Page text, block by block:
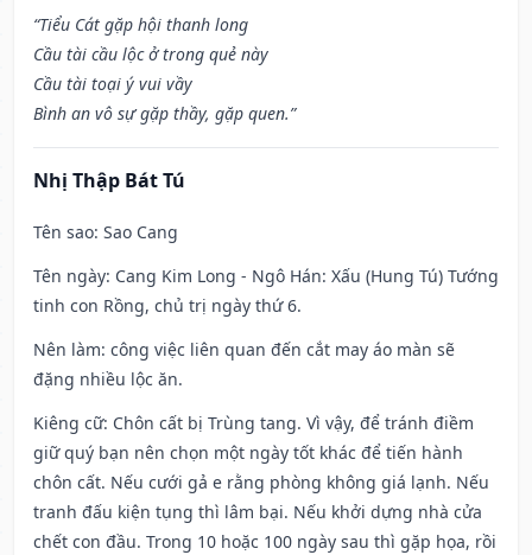
“Tiểu Cát gặp hội thanh long
Cầu tài cầu lộc ở trong quẻ này
Cầu tài toại ý vui vầy
Bình an vô sự gặp thầy, gặp quen.”
Nhị Thập Bát Tú
Tên sao: Sao Cang
Tên ngày: Cang Kim Long - Ngô Hán: Xấu (Hung Tú) Tướng
tinh con Rồng, chủ trị ngày thứ 6.
Nên làm: công việc liên quan đến cắt may áo màn sẽ
đặng nhiều lộc ăn.
Kiêng cữ: Chôn cất bị Trùng tang. Vì vậy, để tránh điềm
giữ quý bạn nên chọn một ngày tốt khác để tiến hành
chôn cất. Nếu cưới gả e rằng phòng không giá lạnh. Nếu
tranh đấu kiện tụng thì lâm bại. Nếu khởi dựng nhà cửa
chết con đầu. Trong 10 hoặc 100 ngày sau thì gặp họa, rồi